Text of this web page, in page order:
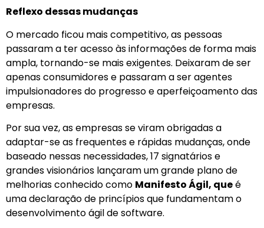
Reflexo dessas mudanças
O mercado ficou mais competitivo, as pessoas
passaram a ter acesso às informações de forma mais
ampla, tornando-se mais exigentes. Deixaram de ser
apenas consumidores e passaram a ser agentes
impulsionadores do progresso e aperfeiçoamento das
empresas.
Por sua vez, as empresas se viram obrigadas a
adaptar-se as frequentes e rápidas mudanças, onde
baseado nessas necessidades, 17 signatários e
grandes visionários lançaram um grande plano de
melhorias conhecido como Manifesto Ágil, queé
uma declaração de princípios que fundamentam o
desenvolvimento ágil de software.